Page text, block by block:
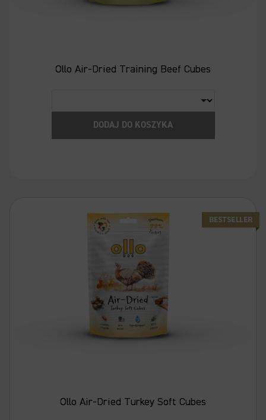
Ollo Air-Dried Training Beef Cubes
DODAJ DO KOSZYKA
Ollo Air-Dried Turkey Soft Cubes